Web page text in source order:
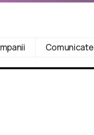
Comunicate